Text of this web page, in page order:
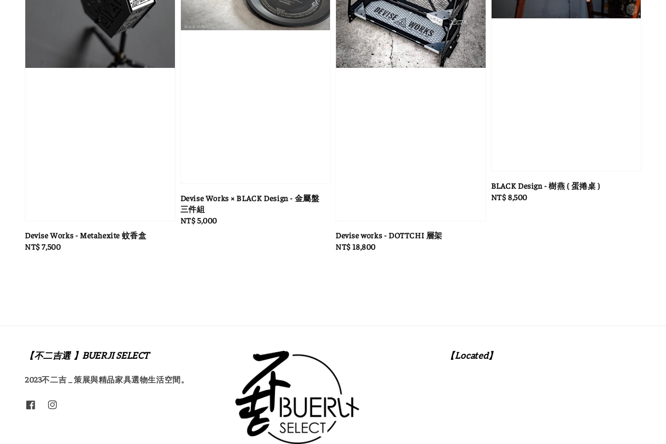
Devise Works - Metahexite 蚊香盒
Regular
NT$ 7,500
Devise Works × BLACK Design - 金屬盤
三件組
Regular
NT$ 5,000
Devise works - DOTTCHI 層架
Regular
NT$ 18,800
BLACK Design - 樹燕 ( 蛋捲桌 )
Regular
NT$ 8,500
【不二吉選 】BUERJI SELECT
2023不二吉 _ 策展與精品家具選物生活空間。
【Located】